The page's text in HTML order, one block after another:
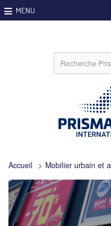
Accueil > Mobilier urbain et